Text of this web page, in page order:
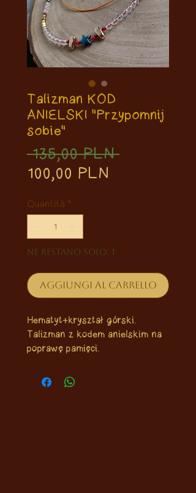
Talizman KOD
ANIELSKI "Przypomnij
sobie"
135,00 PLN Prezzo
100,00 PLN
Quantità *
Ne restano solo: 1
Aggiungi al carrello
Hematyt+kryształ górski.
Talizman z kodem anielskim na
poprawę pamięci.